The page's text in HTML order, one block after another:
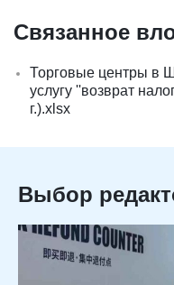
Связанное
Торговые центры в
услугу ''возврат
г.).xlsx
Выбор